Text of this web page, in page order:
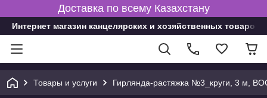
Доставка по всему Казахстану
Интернет магазин канцелярских и хозяйственных товаров
Товары и услуги Гирлянда-растяжка №3_круги, 3 м,